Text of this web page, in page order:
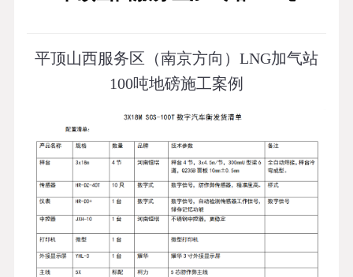
平顶山西服务区（南京方向）LNG加气站
100吨地磅施工案例